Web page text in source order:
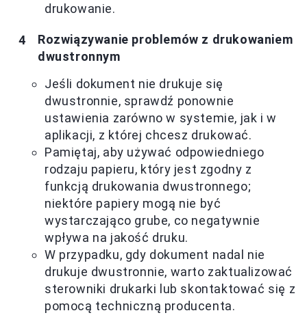
drukowanie.
Rozwiązywanie problemów z drukowaniem
dwustronnym
Jeśli dokument nie drukuje się
dwustronnie, sprawdź ponownie
ustawienia zarówno w systemie, jak i w
aplikacji, z której chcesz drukować.
Pamiętaj, aby używać odpowiedniego
rodzaju papieru, który jest zgodny z
funkcją drukowania dwustronnego;
niektóre papiery mogą nie być
wystarczająco grube, co negatywnie
wpływa na jakość druku.
W przypadku, gdy dokument nadal nie
drukuje dwustronnie, warto zaktualizować
sterowniki drukarki lub skontaktować się z
pomocą techniczną producenta.